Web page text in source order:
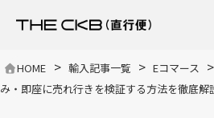
HOME > 輸入記事一覧 > Eコマース >
み・即座に売れ行きを検証する方法を徹底解